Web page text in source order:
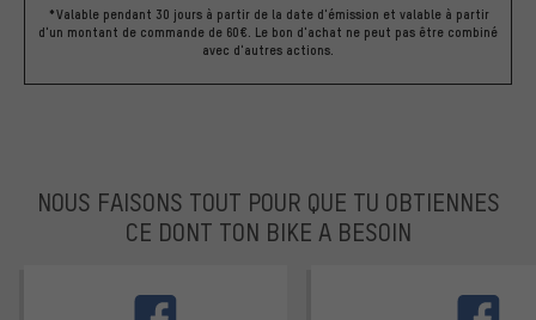
*Valable pendant 30 jours à partir de la date d'émission et valable à partir
d'un montant de commande de 60€. Le bon d'achat ne peut pas être combiné
avec d'autres actions.
NOUS FAISONS TOUT POUR QUE TU OBTIENNES
CE DONT TON BIKE A BESOIN